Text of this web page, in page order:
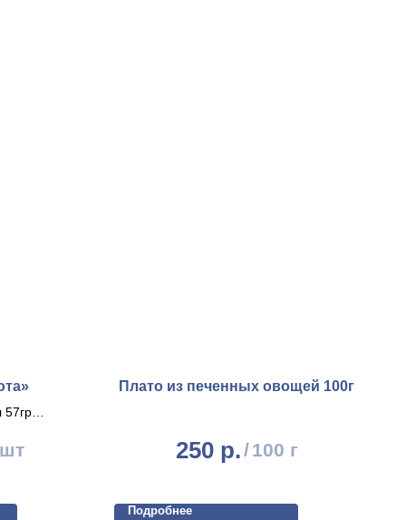
Плато из печенных овощей 100г
250 р./100 г
Подробнее